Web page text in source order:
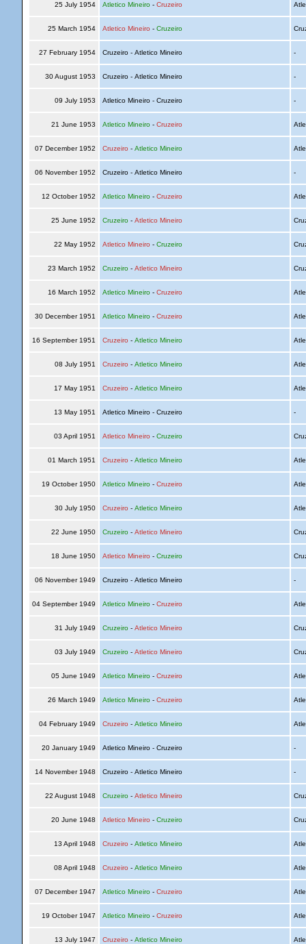
25 July 1954 Atletico Mineiro- Cruzeiro
25 March 1954 Atletico Mineiro - Cruzeiro
27 February 1954 Cruzeiro - Atletico Mineiro -
30 August 1953 Cruzeiro - Atletico Mineiro -
09 July 1953 Atletico Mineiro - Cruzeiro -
21 June 1953 Atletico Mineiro- Cruzeiro
07 December 1952 Cruzeiro - Atletico Mineiro
06 November 1952 Cruzeiro - Atletico Mineiro -
12 October 1952 Atletico Mineiro- Cruzeiro
25 June 1952 Cruzeiro- Atletico Mineiro
22 May 1952 Atletico Mineiro - Cruzeiro
23 March 1952 Cruzeiro- Atletico Mineiro
16 March 1952 Atletico Mineiro- Cruzeiro
30 December 1951 Atletico Mineiro- Cruzeiro
16 September 1951 Cruzeiro - Atletico Mineiro
08 July 1951 Cruzeiro - Atletico Mineiro
17 May 1951 Cruzeiro - Atletico Mineiro
13 May 1951 Atletico Mineiro - Cruzeiro -
03 April 1951 Atletico Mineiro - Cruzeiro
01 March 1951 Cruzeiro - Atletico Mineiro
19 October 1950 Atletico Mineiro- Cruzeiro
30 July 1950 Cruzeiro - Atletico Mineiro
22 June 1950 Cruzeiro- Atletico Mineiro
18 June 1950 Atletico Mineiro - Cruzeiro
06 November 1949 Cruzeiro - Atletico Mineiro -
04 September 1949 Atletico Mineiro- Cruzeiro
31 July 1949 Cruzeiro- Atletico Mineiro
03 July 1949 Cruzeiro- Atletico Mineiro
05 June 1949 Atletico Mineiro- Cruzeiro
26 March 1949 Atletico Mineiro- Cruzeiro
04 February 1949 Cruzeiro - Atletico Mineiro
20 January 1949 Atletico Mineiro - Cruzeiro -
14 November 1948 Cruzeiro - Atletico Mineiro -
22 August 1948 Cruzeiro- Atletico Mineiro
20 June 1948 Atletico Mineiro - Cruzeiro
13 April 1948 Cruzeiro - Atletico Mineiro
08 April 1948 Cruzeiro - Atletico Mineiro
07 December 1947 Atletico Mineiro- Cruzeiro
19 October 1947 Atletico Mineiro- Cruzeiro
13 July 1947 Cruzeiro - Atletico Mineiro